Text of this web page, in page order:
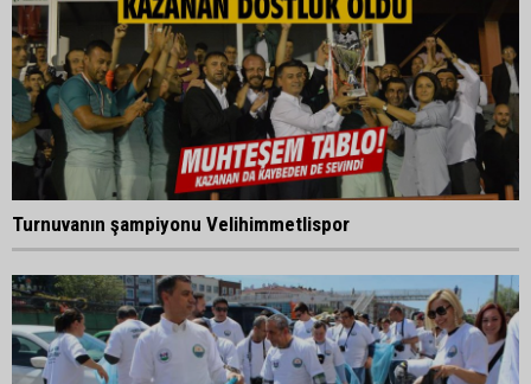
Turnuvanın şampiyonu Velihimmetlispor